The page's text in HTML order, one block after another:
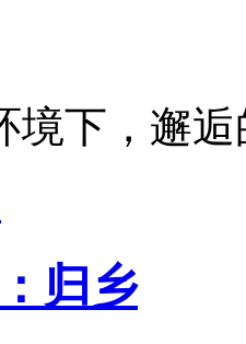
境下，邂
归乡